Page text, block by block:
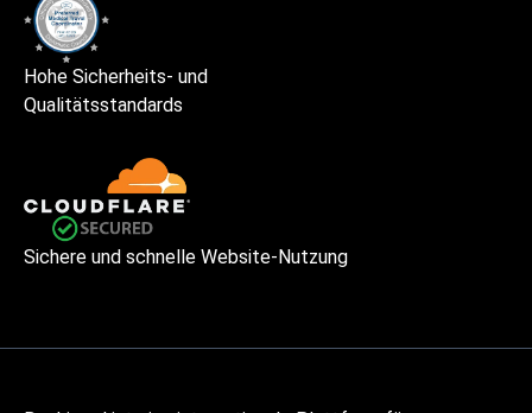
Hohe Sicherheits- und
Qualitätsstandards
Sichere und schnelle Website-Nutzung